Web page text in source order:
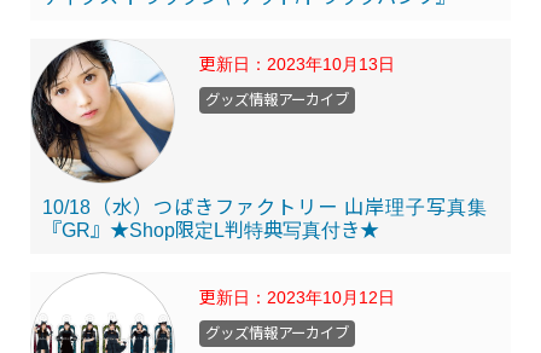
更新日： 2023年10月13日
10/18（水）つばきファクトリー 山岸理子写真集
『GR』★Shop限定L判特典写真付き★
グッズ情報アーカイブ
更新日： 2023年10月12日
グッズ情報アーカイブ